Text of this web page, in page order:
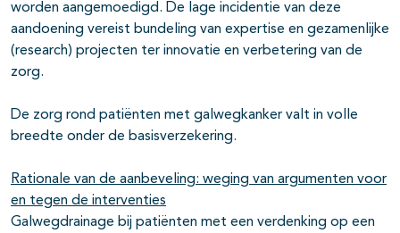
worden aangemoedigd. De lage incidentie van deze
aandoening vereist bundeling van expertise en gezamenlijke
(research) projecten ter innovatie en verbetering van de
zorg.
De zorg rond patiënten met galwegkanker valt in volle
breedte onder de basisverzekering.
Rationale van de aanbeveling: weging van argumenten voor
en tegen de interventies
Galwegdrainage bij patiënten met een verdenking op een